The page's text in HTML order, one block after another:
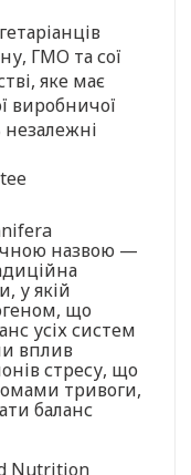
ГМО та сої
яке має
виробничої
назвою —
у якій
що
усіх систем
вплив
стресу, що
тривоги,
баланс
Nutrition